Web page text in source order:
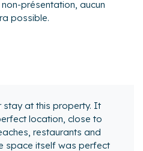
par un chef à domicile,
grâce aux cours de surf
présentation, aucun
possible.
perfect place to use as
operations with steps to
and steps to the shops -
views of the town and